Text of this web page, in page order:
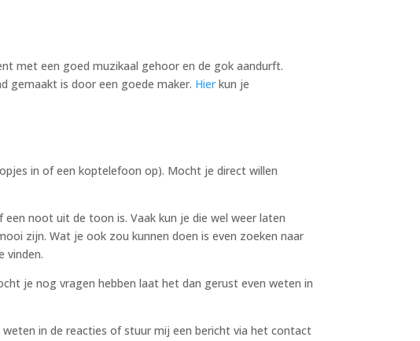
met een goed muzikaal gehoor en de gok aandurft.
gemaakt is door een goede maker. Hierkun je
in of een koptelefoon op). Mocht je direct willen
noot uit de toon is. Vaak kun je die wel weer laten
zijn. Wat je ook zou kunnen doen is even zoeken naar
vinden.
je nog vragen hebben laat het dan gerust even weten in
in de reacties of stuur mij een bericht via het contact